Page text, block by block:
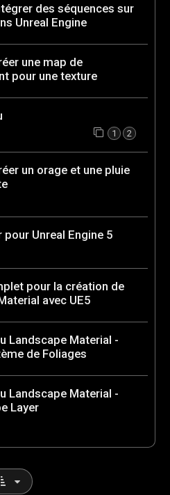
des séquences sur
Unreal Engine
une map de
pour une texture
1 2
un orage et une pluie
pour Unreal Engine 5
pour la création de
avec UE5
Landscape Material -
de Foliages
Landscape Material -
Layer